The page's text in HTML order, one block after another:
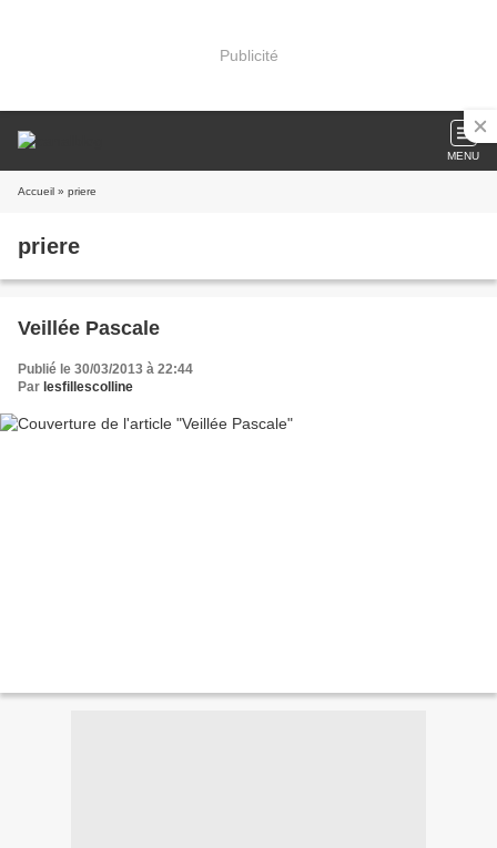
Publicité
MENU
Accueil » priere
priere
Veillée Pascale
Publié le 30/03/2013 à 22:44
Par lesfillescolline